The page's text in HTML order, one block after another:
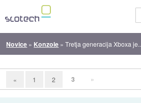
Novice » Konzole »Tretja generacija Xboxa
« 1 2 3 »